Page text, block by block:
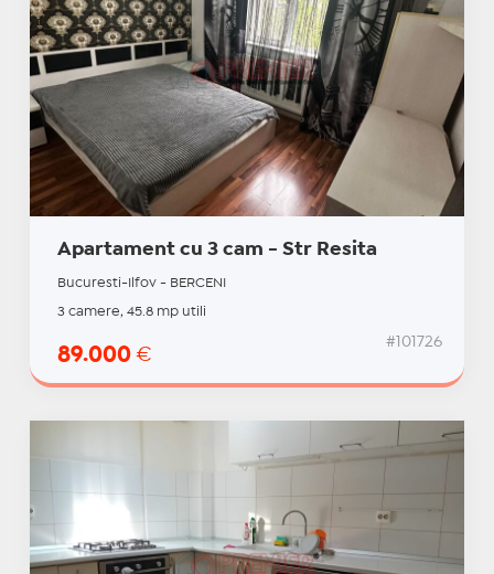
Apartament cu 3 cam - Str Resita
Bucuresti-Ilfov - BERCENI
3 camere, 45.8 mp utili
89.000 €
#101726